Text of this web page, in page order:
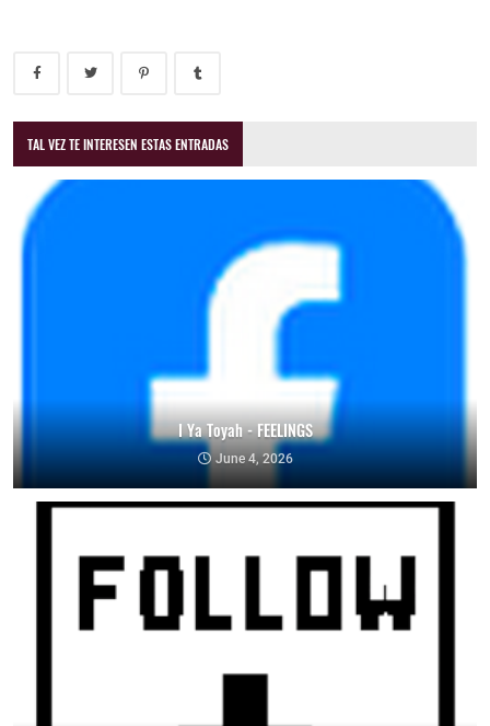
TAL VEZ TE INTERESEN ESTAS ENTRADAS
I Ya Toyah - FEELINGS
June 4, 2026